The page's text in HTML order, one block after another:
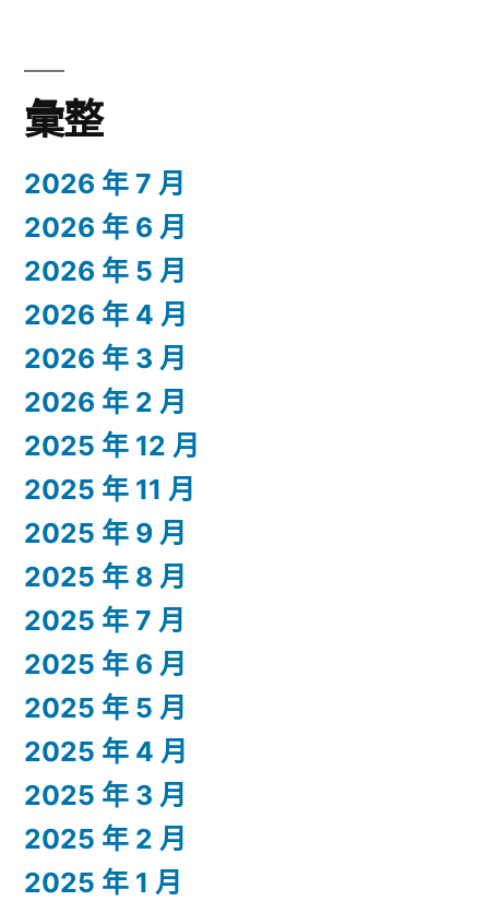
彙整
2026 年 7 月
2026 年 6 月
2026 年 5 月
2026 年 4 月
2026 年 3 月
2026 年 2 月
2025 年 12 月
2025 年 11 月
2025 年 9 月
2025 年 8 月
2025 年 7 月
2025 年 6 月
2025 年 5 月
2025 年 4 月
2025 年 3 月
2025 年 2 月
2025 年 1 月